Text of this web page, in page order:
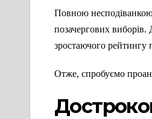
Повною несподіванкою
позачергових виборів.
зростаючого рейтингу
Отже, спробуємо